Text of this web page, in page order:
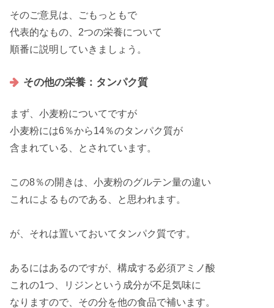
そのご意見は、 ごもっともで
代表的なもの、 2つの栄養について
順番に説明 していきましょう。
その他の栄養：タンパク質
まず、 小麦粉についてですが
小麦粉には6％から14％のタンパク質が
含まれている、とされています。
この8％の開きは、小麦粉のグルテン量の違い
これによるものである、と思われます。
が、それは置いておいて タンパク質です。
あるにはあるのですが、構成する必須アミノ酸
これの1つ リジンという成分が不足気味に
なりますので、その分を他の食品で補います。